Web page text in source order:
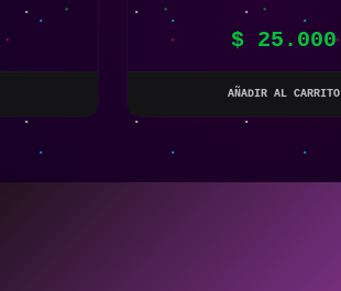
$25.000
AÑADIR AL CARRITO